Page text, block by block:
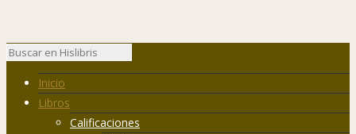
Inicio
Libros
Calificaciones